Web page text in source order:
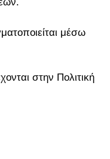
μέσω
στην Πολιτική